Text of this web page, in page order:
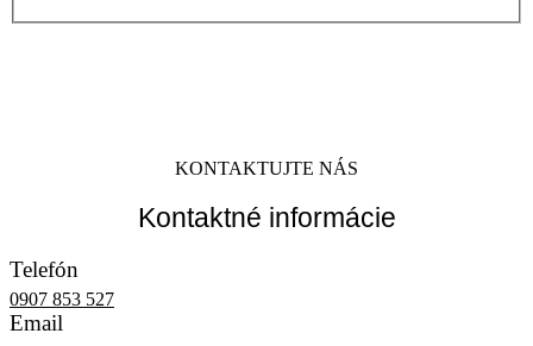
KONTAKTUJTE NÁS
Kontaktné informácie
Telefón
0907 853 527
Email